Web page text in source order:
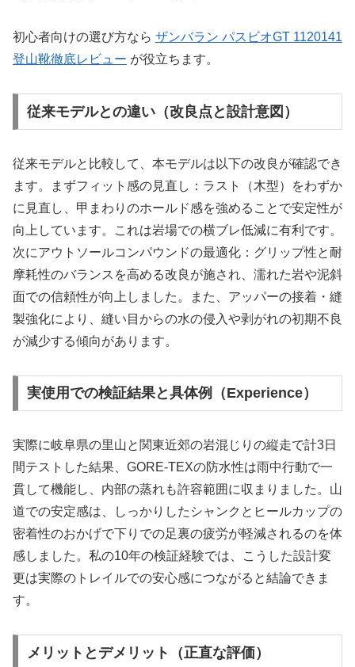
初心者向けの選び方なら ザンバラン パスビオGT 1120141
登山靴徹底レビュー が役立ちます。
従来モデルとの違い（改良点と設計意図）
従来モデルと比較して、本モデルは以下の改良が確認でき
ます。まずフィット感の見直し：ラスト（木型）をわずか
に見直し、甲まわりのホールド感を強めることで安定性が
向上しています。これは岩場での横ブレ低減に有利です。
次にアウトソールコンパウンドの最適化：グリップ性と耐
摩耗性のバランスを高める改良が施され、濡れた岩や泥斜
面での信頼性が向上しました。また、アッパーの接着・縫
製強化により、縫い目からの水の侵入や剥がれの初期不良
が減少する傾向があります。
実使用での検証結果と具体例（Experience）
実際に岐阜県の里山と関東近郊の岩混じりの縦走で計3日
間テストした結果、GORE-TEXの防水性は雨中行動で一
貫して機能し、内部の蒸れも許容範囲に収まりました。山
道での安定感は、しっかりしたシャンクとヒールカップの
密着性のおかげで下りでの足裏の疲労が軽減されるのを体
感しました。私の10年の検証経験では、こうした設計変
更は実際のトレイルでの安心感につながると結論できま
す。
メリットとデメリット（正直な評価）